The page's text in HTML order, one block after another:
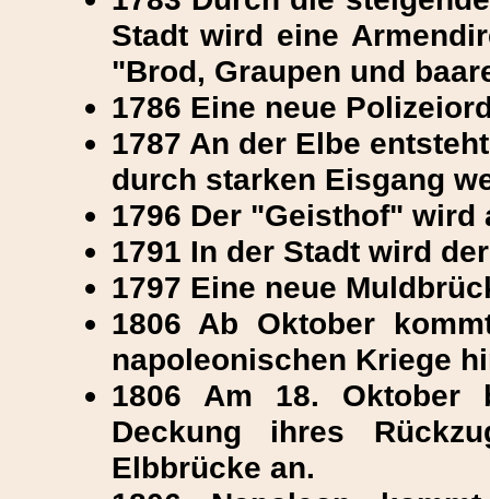
Stadt wird eine
"Brod, Graupen und
1786 Eine neue
1787 An der Elbe
durch starken Eisgang
1796 Der "Geisthof" wird
1791 In der Stadt wird
1797 Eine neue
1806 Ab Oktober
napoleonischen Kriege
1806 Am 18. Oktober
Deckung ihres
Elbbrücke an.